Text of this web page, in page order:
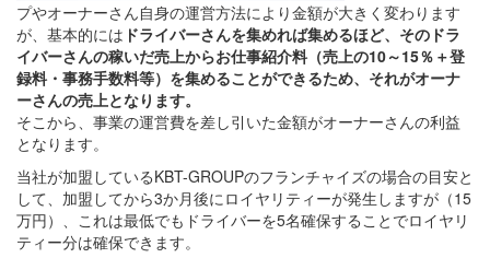
プやオーナーさん自身の運営方法により金額が大きく変わります
が、基本的には ドライバーさんを集めれば集めるほど、そのドラ
イバーさんの稼いだ売上からお仕事紹介料（売上の10～15％＋登
録料・事務手数料等）を集めることができるため、それがオーナ
ーさんの売上となります。
そこから、事業の運営費を差し引いた金額がオーナーさんの利益
となります。
当社が加盟しているKBT-GROUPのフランチャイズの場合の目安と
して、加盟してから3か月後にロイヤリティーが発生しますが（15
万円）、これは最低でもドライバーを5名確保することでロイヤリ
ティー分は確保できます。